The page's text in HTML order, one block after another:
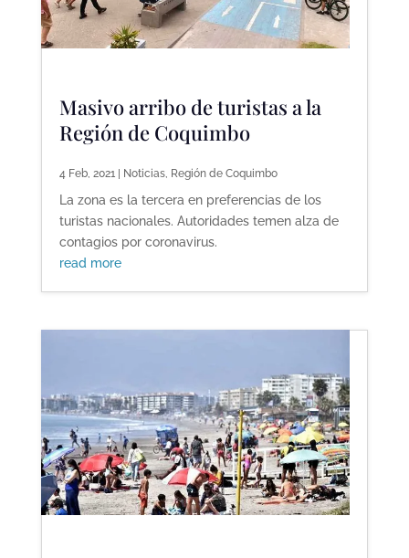
Masivo arribo de turistas a la
Región de Coquimbo
4 Feb, 2021| Noticias, Región de Coquimbo
La zona es la tercera en preferencias de los
turistas nacionales. Autoridades temen alza de
contagios por coronavirus.
read more